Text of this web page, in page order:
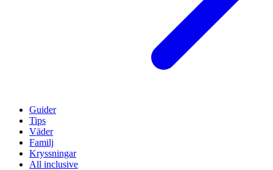
Guider
Tips
Väder
Familj
Kryssningar
All inclusive